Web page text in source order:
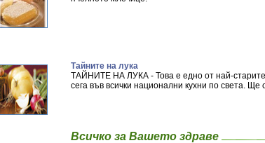
Тайните на лука
ТАЙНИТЕ НА ЛУКА - Това е едно от най-старите
сега във всички национални кухни по света. Ще
Всичко за Вашето здраве